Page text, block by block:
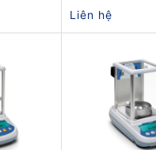
Liên hệ